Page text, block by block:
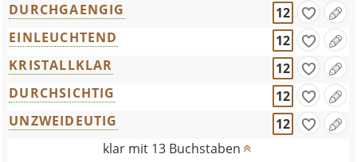
DURCHGAENGIG
12
EINLEUCHTEND
12
KRISTALLKLAR
12
DURCHSICHTIG
12
UNZWEIDEUTIG
12
klar mit 13 Buchstaben